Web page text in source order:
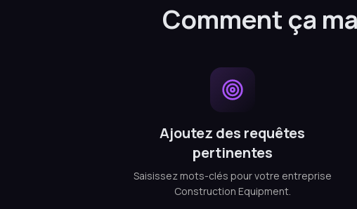
Comment ça
Ajoutez des requêtes
pertinentes
Saisissez mots-clés pour votre entreprise
Construction Equipment.